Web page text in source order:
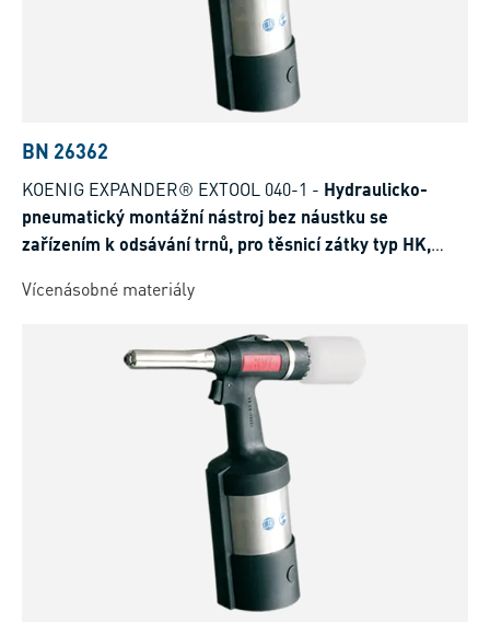
BN 26362
KOENIG EXPANDER® EXTOOL 040-1 - Hydraulicko-
pneumatický montážní nástroj bez náustku se
zařízením k odsávání trnů, pro těsnicí zátky typ HK,
Vícenásobné materiály